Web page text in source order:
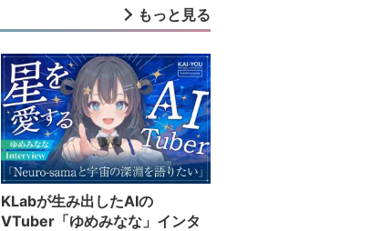
もっと見る
KLabが生み出したAIの
VTuber「ゆめみなな」インタ